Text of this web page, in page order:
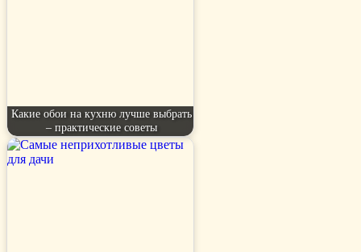
Какие обои на кухню лучше выбрать
– практические советы